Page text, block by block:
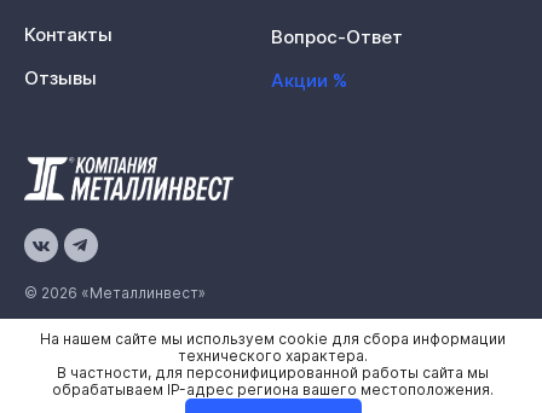
© 2026 «Металлинвест»
Политика конфиденциальности
Карта сайта
Контакты
Отзывы
Вопрос-Ответ
Акции %
На нашем сайте мы используем cookie для сбора информации
технического характера.
В частности, для персонифицированной работы сайта мы
обрабатываем IP-адрес региона вашего местоположения.